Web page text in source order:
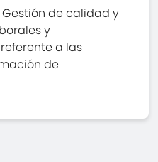
de calidad y
y
a las
de